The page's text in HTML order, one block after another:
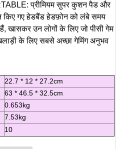
प्रीमियम सुपर कुशन पैड और
किए गए हेडबैंड हेडफ़ोन को लंबे समय
खासकर उन लोगों के लिए जो पीसी गेम
के लिए सबसे अच्छा गेमिंग अनुभव
22.7 * 12 * 27.2cm
63 * 46.5 * 32.5cm
0.653kg
7.53kg
10